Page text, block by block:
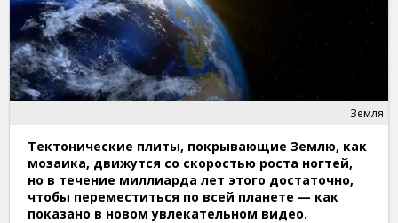
Земля
Тектонические плиты, покрывающие Землю, как
мозаика, движутся со скоростью роста ногтей,
но в течение миллиарда лет этого достаточно,
чтобы переместиться по всей планете — как
показано в новом увлекательном видео.